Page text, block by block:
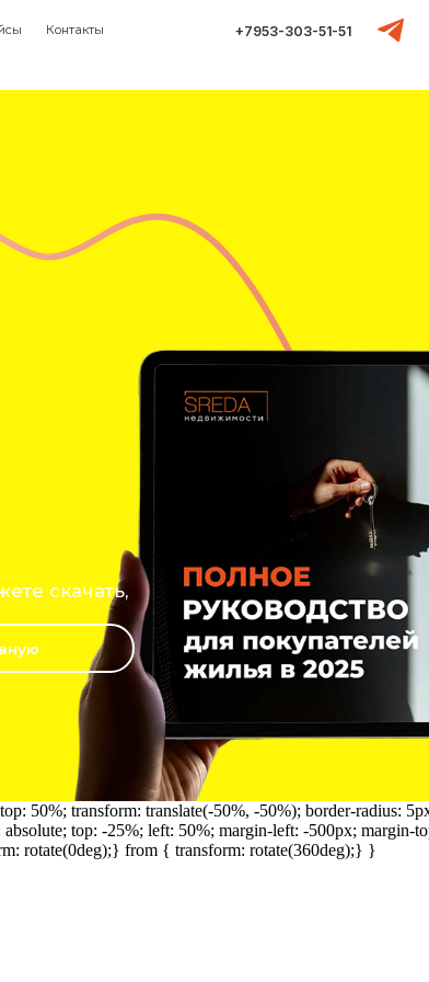
+7953-303-51-51
transform: translate(-50%, -50%); border-radius:
top: -25%; left: 50%; margin-left: -500px; margin-
rotate(0deg);} from { transform: rotate(360deg);} }